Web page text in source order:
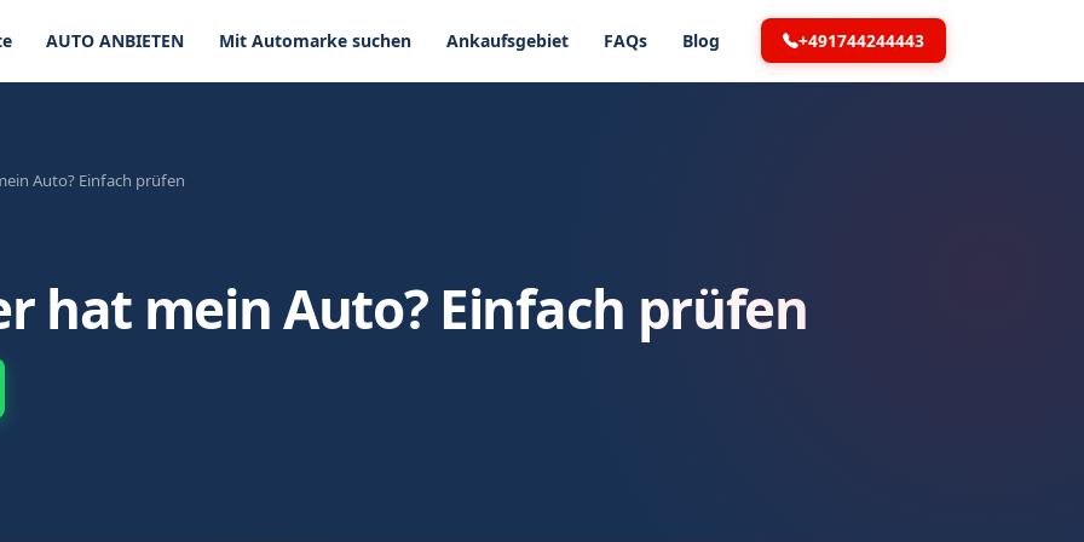
AUTO ANBIETEN Mit Automarke suchen Ankaufsgebiet FAQs Blog +491744244443
Auto? Einfach prüfen
hat mein Auto? Einfach prüfen